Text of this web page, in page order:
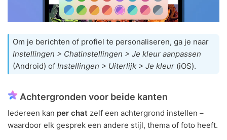
Om je berichten of profiel te personaliseren, ga je naar
Instellingen > Chatinstellingen > Je kleur aanpassen
(Android) of Instellingen > Uiterlijk > Je kleur (iOS).
Achtergronden voor beide kanten
Iedereen kan per chat zelf een achtergrond instellen –
waardoor elk gesprek een andere stijl, thema of foto heeft.